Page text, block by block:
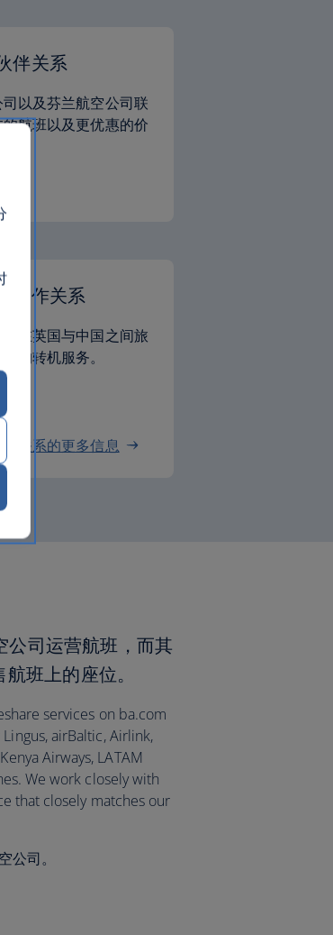
伴关系
以及芬兰航空公司联
航班以及更优惠的价
合作关系
您在英国与中国之间旅
的转机服务。
伴关系的更多信息
司运营航班，而其
班上的座位。
services on ba.com
airBaltic, Airlink,
Airways, LATAM
We work closely with
that closely matches our
司。